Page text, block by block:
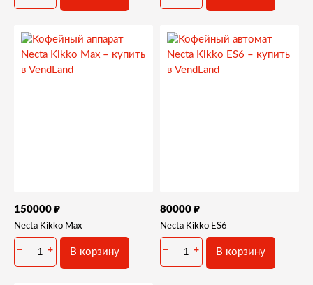
150000 ₽
Necta Kikko Max
− + В корзину
80000 ₽
Necta Kikko ES6
− + В корзину